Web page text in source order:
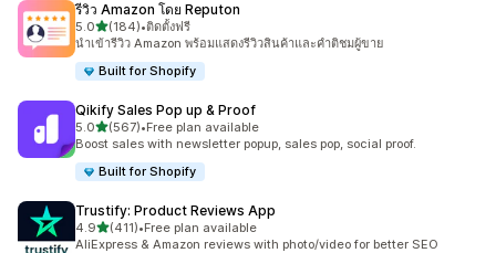
รีวิว Amazon โดย Reputon
5.0เต็ม 5 ดาว
(184)
ทั้งหมด 184 รีวิว
•ติดตั้งฟรี
นำเข้ารีวิว Amazon พร้อมแสดงรีวิวสินค้าและคำติชมผู้ขาย
Built for Shopify
Qikify Sales Pop up & Proof
5.0เต็ม 5 ดาว
(567)
ทั้งหมด 567 รีวิว
•Free plan available
Boost sales with newsletter popup, sales pop, social proof.
Built for Shopify
Trustify: Product Reviews App
4.9เต็ม 5 ดาว
(411)
ทั้งหมด 411 รีวิว
•Free plan available
AliExpress & Amazon reviews with photo/video for better SEO